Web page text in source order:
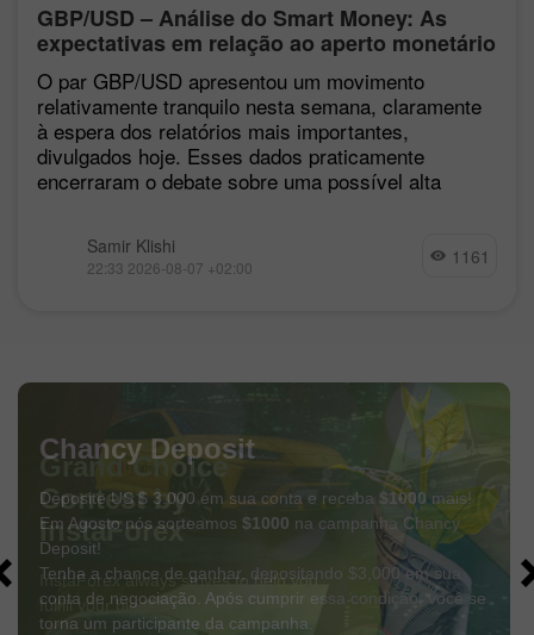
GBP/USD – Análise do Smart Money: As
expectativas em relação ao aperto monetário
do FOMC continuam baixas
O par GBP/USD apresentou um movimento
relativamente tranquilo nesta semana, claramente
à espera dos relatórios mais importantes,
divulgados hoje. Esses dados praticamente
encerraram o debate sobre uma possível alta
Samir Klishi
22:33 2026-08-07 +02:00 1161
Chancy Deposit
Deposite US $ 3.000 em sua conta e receba $1000 mais!
Em Agosto nós sorteamos $1000 na campanha Chancy
Deposit!
Tenha a chance de ganhar, depositando $3,000 em sua
conta de negociação. Após cumprir essa condição, você se
torna um participante da campanha.